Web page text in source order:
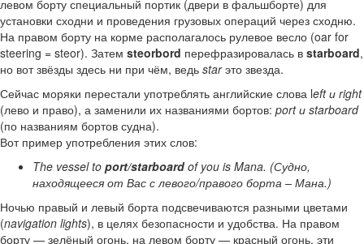
левом борту специальный портик (двери в фальшборте) для
установки сходни и проведения грузовых операций через сходню.
На правом борту на корме располагалось рулевое весло (oar for
steering = steor). Затем steorbord перефразировалась в starboard,
но вот звёзды здесь ни при чём, ведь starэто звезда.
Сейчас моряки перестали употреблять английские слова left и right
(лево и право), а заменили их названиями бортов: port и starboard
(по названиям бортов судна).
Вот пример употребления этих слов:
The vessel to port/starboardof you is Mana. (Судно,
находящееся от Вас с левого/правого борта – Мана.)
Ночью правый и левый борта подсвечиваются разными цветами
(navigation lights), в целях безопасности и удобства. На правом
борту — зелёный огонь, на левом борту — красный огонь, эти